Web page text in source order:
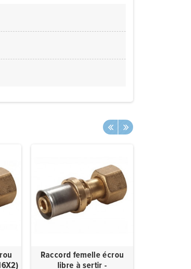
Raccord femelle écrou
libre à sertir -